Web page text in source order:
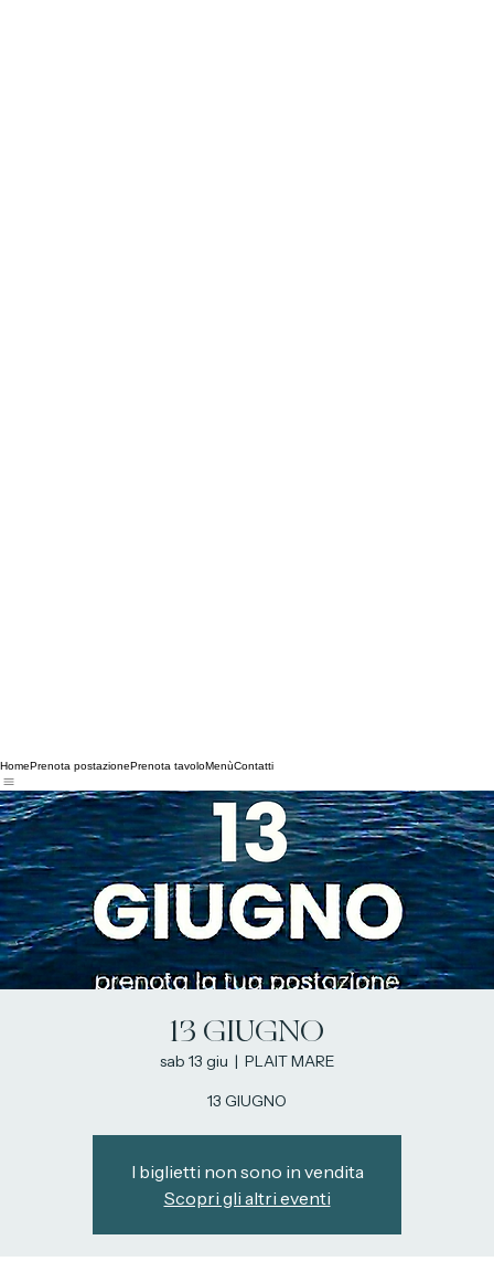
HomePrenota postazionePrenota tavoloMenùContatti
13 GIUGNO
sab 13 giu
  |
PLAIT MARE
13 GIUGNO
I biglietti non sono in vendita
Scopri gli altri eventi